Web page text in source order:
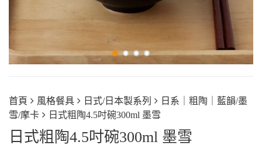
首頁 風格餐具 日式/日本製系列
日系｜粗陶｜藍韻/墨
雪/摩卡
日式粗陶4.5吋碗300ml 墨雪
日式粗陶4.5吋碗300ml 墨雪